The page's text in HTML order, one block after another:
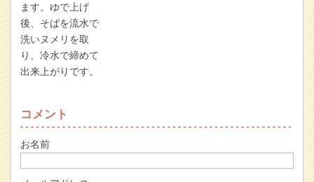
ます。ゆで上げ
後、そばを流水で
洗いヌメリを取
り、冷水で締めて
出来上がりです。
コメント
お名前